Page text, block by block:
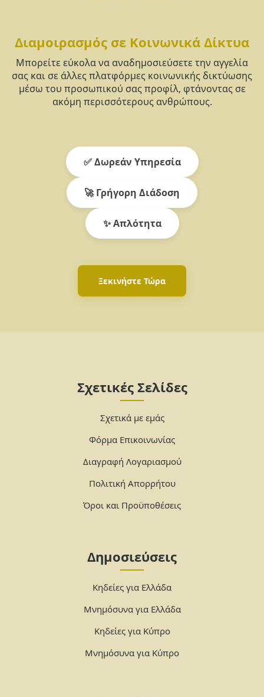
Διαμοιρασμός σε Κοινωνικά Δίκτυα
Μπορείτε εύκολα να αναδημοσιεύσετε την αγγελία
σας και σε άλλες πλατφόρμες κοινωνικής δικτύωσης
μέσω του προσωπικού σας προφίλ, φτάνοντας σε
ακόμη περισσότερους ανθρώπους.
✅ Δωρεάν Υπηρεσία
🚀 Γρήγορη Διάδοση
✨ Απλότητα
Ξεκινήστε Τώρα
Σχετικές Σελίδες
Σχετικά με εμάς
Φόρμα Επικοινωνίας
Διαγραφή Λογαριασμού
Πολιτική Απορρήτου
Όροι και Προϋποθέσεις
Δημοσιεύσεις
Κηδείες για Ελλάδα
Μνημόσυνα για Ελλάδα
Κηδείες για Κύπρο
Μνημόσυνα για Κύπρο